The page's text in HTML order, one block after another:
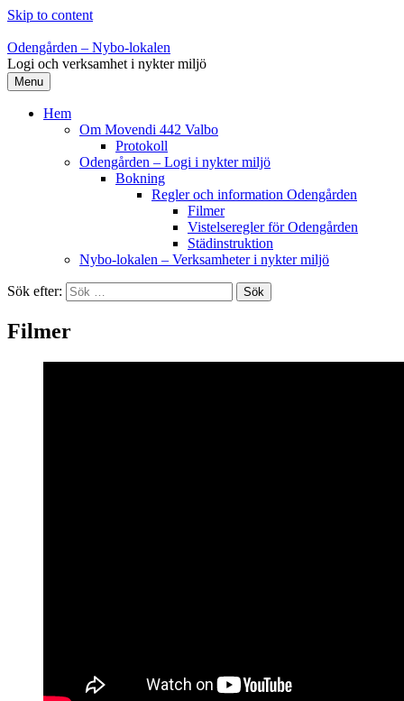
Skip to content
Odengården – Nybo-lokalen
Logi och verksamhet i nykter miljö
Menu
Hem
Om Movendi 442 Valbo
Protokoll
Odengården – Logi i nykter miljö
Bokning
Regler och information Odengården
Filmer
Vistelseregler för Odengården
Städinstruktion
Nybo-lokalen – Verksamheter i nykter miljö
Sök efter:
Filmer